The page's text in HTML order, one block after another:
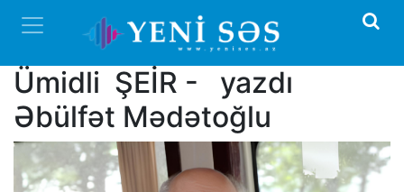
Ümidli ŞEİR - yazdı
Əbülfət Mədətoğlu